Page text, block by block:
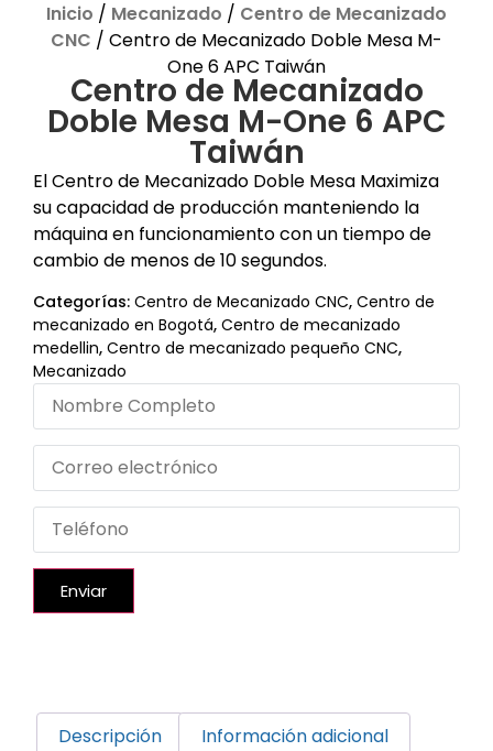
Inicio / Mecanizado / Centro de Mecanizado
CNC / Centro de Mecanizado Doble Mesa M-
One 6 APC Taiwán
Centro de Mecanizado
Doble Mesa M-One 6 APC
Taiwán
El Centro de Mecanizado Doble Mesa Maximiza
su capacidad de producción manteniendo la
máquina en funcionamiento con un tiempo de
cambio de menos de 10 segundos.
Categorías: Centro de Mecanizado CNC, Centro de
mecanizado en Bogotá, Centro de mecanizado
medellin, Centro de mecanizado pequeño CNC,
Mecanizado
Enviar
Descripción Información adicional